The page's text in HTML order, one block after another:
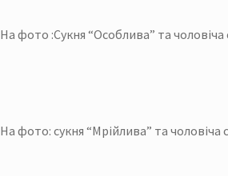
На фото :Сукня “Особлива” та чоловіча
На фото: сукня “Мрійлива” та чоловіча